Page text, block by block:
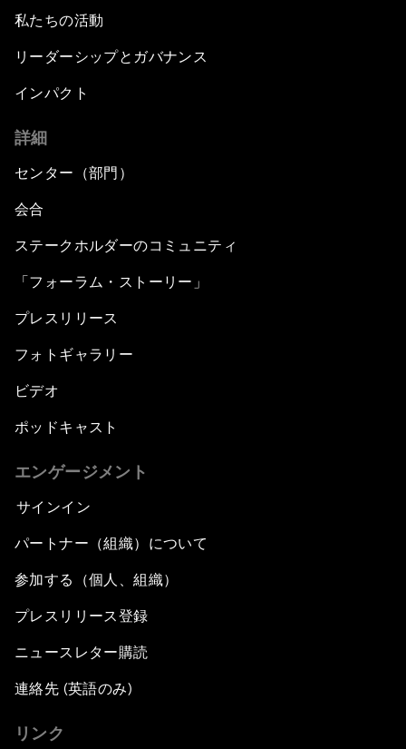
私たちの活動
リーダーシップとガバナンス
インパクト
詳細
センター（部門）
会合
ステークホルダーのコミュニティ
「フォーラム・ストーリー」
プレスリリース
フォトギャラリー
ビデオ
ポッドキャスト
エンゲージメント
サインイン
パートナー（組織）について
参加する（個人、組織）
プレスリリース登録
ニュースレター購読
連絡先 (英語のみ)
リンク